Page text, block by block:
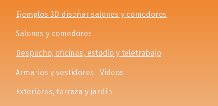
Ejemplos 3D diseñar salones y comedores
Salones y comedores
Despacho, oficinas, estudio y teletrabajo
Armarios y vestidores Videos
Exteriores, terraza y jardín